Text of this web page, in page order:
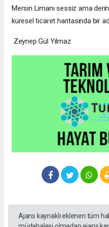
Mersin Limanı sessiz ama
küresel ticaret haritasında bir
Zeynep Gül Yılmaz
Ajans kaynaklı eklenen tüm